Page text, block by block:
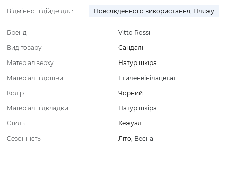
Відмінно підійде для: Повсякденного використання, Пляжу
Бренд
Vitto Rossi
Вид товару
Сандалі
Матеріал верху
Натур.шкіра
Матеріал підошви
Етиленвінілацетат
Колір
Чорний
Матеріал підкладки
Натур.шкіра
Стиль
Кежуал
Сезонність
Літо, Весна